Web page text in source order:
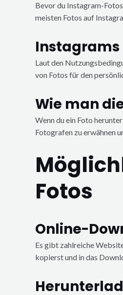
Bevor du Instagram-
meisten Fotos auf
Laut den
von Fotos für den
Wie man
Wenn du ein Foto
Fotografen zu erwähnen
Fotos
Online-
Es gibt zahlreiche
kopierst und in das